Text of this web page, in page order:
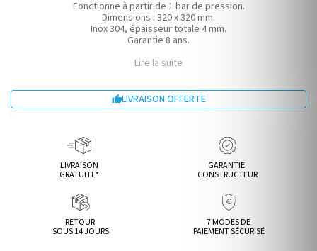
Fonctionne à partir de 1 bar de pression.
Dimensions : 320 x 320 mm.
Inox 304, épaisseur totale 4 mm.
Garantie 8 ans.
Lire la suite
LIVRAISON OFFERTE
LIVRAISON
GRATUITE*
GARANTIE
CONSTRUCTEUR
RETOUR
SOUS 14 JOURS
7 MODES DE
PAIEMENT SÉCURISÉ